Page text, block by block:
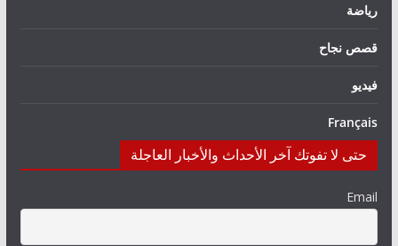
رياضة
قصص نجاح
فيديو
Français
حتى لا تفوتك آخر الأحداث والأخبار العاجلة
Email